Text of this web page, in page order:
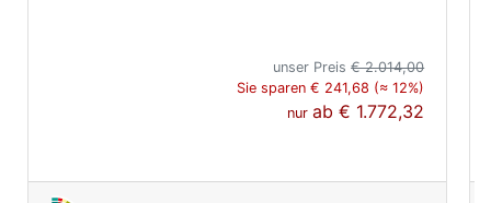
unser Preis€ 2.014,00
Sie sparen € 241,68 (≈ 12%)
nurab€ 1.772,32